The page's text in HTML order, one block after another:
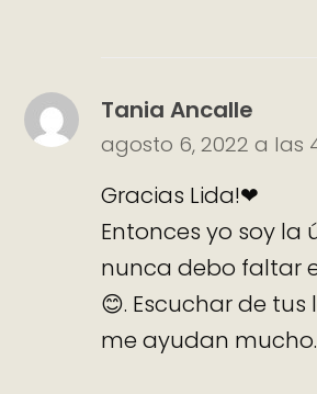
Tania Ancalle
agosto 6, 2022 a las
Gracias Lida!❤
Entonces yo soy la
nunca debo faltar
😊. Escuchar de
me ayudan mucho.